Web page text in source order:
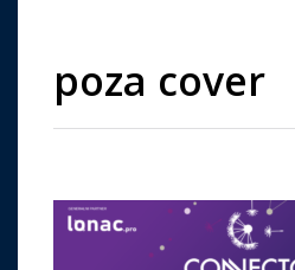
poza cover